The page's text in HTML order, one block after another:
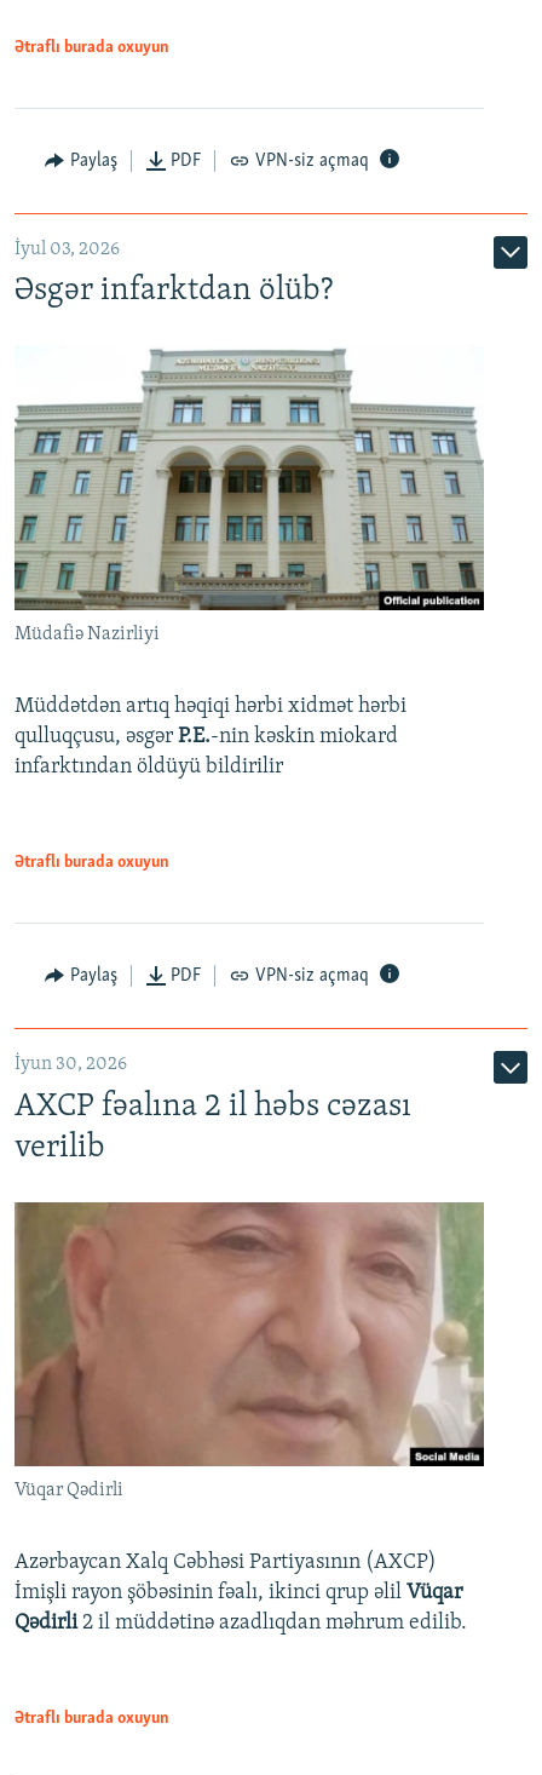
Auto 240p 360p 480p
720p 1080p
Ətraflı burada oxuyun
Paylaş PDF VPN-siz açmaq
İyul 03, 2026
Əsgər infarktdan ölüb?
Müdafiə Nazirliyi
Müddətdən artıq həqiqi hərbi xidmət hərbi
qulluqçusu, əsgər P.E.-nin kəskin miokard
infarktından öldüyü bildirilir
Ətraflı burada oxuyun
Paylaş PDF VPN-siz açmaq
İyun 30, 2026
AXCP fəalına 2 il həbs cəzası
verilib
Vüqar Qədirli
Azərbaycan Xalq Cəbhəsi Partiyasının (AXCP)
İmişli rayon şöbəsinin fəalı, ikinci qrup əlil Vüqar
Qədirli2 il müddətinə azadlıqdan məhrum edilib.
Ətraflı burada oxuyun